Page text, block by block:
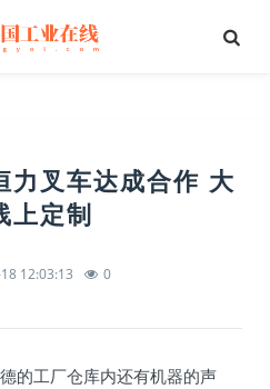
力叉车达成合作 大
上定制
12:03:13 0
的工厂仓库内还有机器的声